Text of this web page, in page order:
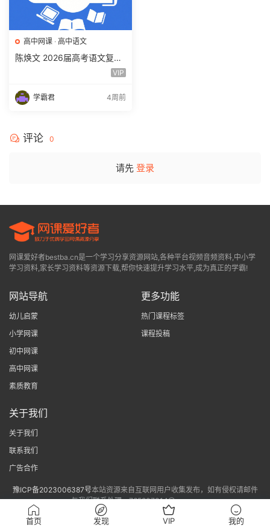
高中网课 · 高中语文
陈焕文 2026届高考语文复习
网课 高三语文 一二三轮视频
VIP
学霸君 4周前
评论 0
请先 登录
网课爱好者bestba.cn是一个学习分享资源网站,各种平台视频音频资料,中小学
学习资料,家长学习资料等资源下载,帮你快速提升学习水平,成为真正的学霸!
网站导航
幼儿启蒙
小学网课
初中网课
高中网课
素质教育
更多功能
热门课程标签
课程投稿
关于我们
关于我们
联系我们
广告合作
豫ICP备2023006387号本站资源来自互联网用户收集发布，如有侵权请邮件
与我们联系处理。765807314@qq.com
首页 发现 VIP 我的